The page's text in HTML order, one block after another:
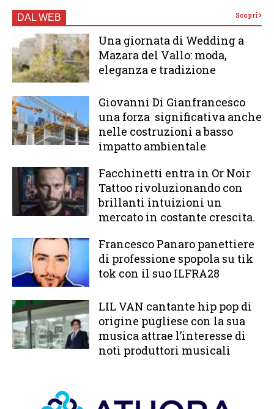
DAL WEB Scopri
Una giornata di Wedding a
Mazara del Vallo: moda,
eleganza e tradizione
Giovanni Di Gianfrancesco
una forza significativa anche
nelle costruzioni a basso
impatto ambientale
Facchinetti entra in Or Noir
Tattoo rivoluzionando con
brillanti intuizioni un
mercato in costante crescita.
Francesco Panaro panettiere
di professione spopola su tik
tok con il suo ILFRA28
LIL VAN cantante hip pop di
origine pugliese con la sua
musica attrae l’interesse di
noti produttori musicali